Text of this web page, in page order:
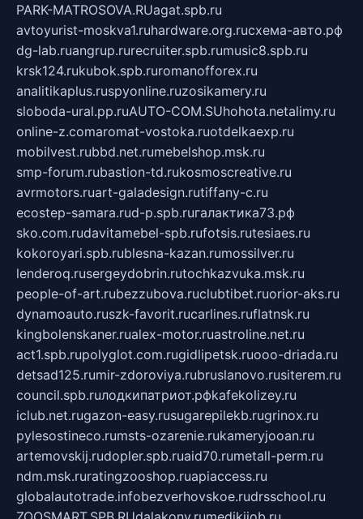
PARK-MATROSOVA.RUagat.spb.ru
avtoyurist-moskva1.ruhardware.org.ruсхема-авто.рф
dg-lab.ruangrup.rurecruiter.spb.rumusic8.spb.ru
krsk124.rukubok.spb.ruromanofforex.ru
analitikaplus.ruspyonline.ruzosikamery.ru
sloboda-ural.pp.ruAUTO-COM.SUhohota.netalimy.ru
online-z.comaromat-vostoka.ruotdelkaexp.ru
mobilvest.rubbd.net.rumebelshop.msk.ru
smp-forum.rubastion-td.rukosmoscreative.ru
avrmotors.ruart-galadesign.rutiffany-c.ru
ecostep-samara.rud-p.spb.ruгалактика73.рф
sko.com.rudavitamebel-spb.rufotsis.rutesiaes.ru
kokoroyari.spb.rublesna-kazan.rumossilver.ru
lenderoq.rusergeydobrin.rutochkazvuka.msk.ru
people-of-art.rubezzubova.ruclubtibet.ruorior-aks.ru
dynamoauto.ruszk-favorit.rucarlines.ruflatnsk.ru
kingbolenskaner.rualex-motor.ruastroline.net.ru
act1.spb.rupolyglot.com.rugidlipetsk.ruooo-driada.ru
detsad125.rumir-zdoroviya.rubruslanovo.rusiterem.ru
council.spb.ruлодкипатриот.рфkafekolizey.ru
iclub.net.rugazon-easy.rusugarepilekb.rugrinox.ru
pylesostineco.rumsts-ozarenie.rukameryjooan.ru
artemovskij.rudopler.spb.ruaid70.rumetall-perm.ru
ndm.msk.ruratingzooshop.ruapiaccess.ru
globalautotrade.infobezverhovskoe.rudrsschool.ru